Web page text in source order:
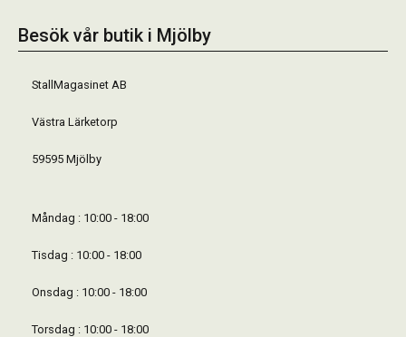
Besök vår butik i Mjölby
StallMagasinet AB
Västra Lärketorp
59595 Mjölby
Måndag : 10:00 - 18:00
Tisdag : 10:00 - 18:00
Onsdag : 10:00 - 18:00
Torsdag : 10:00 - 18:00